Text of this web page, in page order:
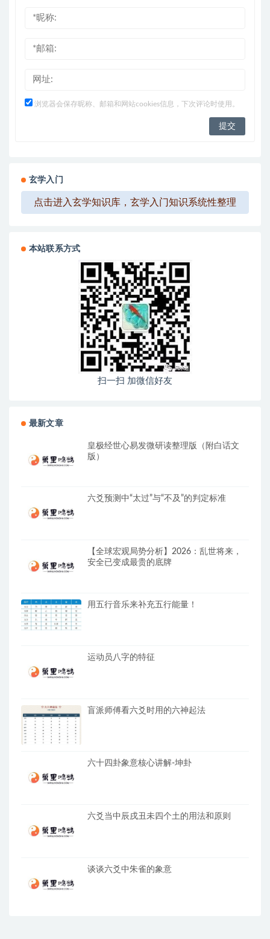
浏览器会保存昵称、邮箱和网站cookies信息，下次评论时使用。
玄学入门
点击进入玄学知识库，玄学入门知识系统性整理
本站联系方式
扫一扫 加微信好友
最新文章
皇极经世心易发微研读整理版（附白话文
版）
六爻预测中“太过”与“不及”的判定标准
【全球宏观局势分析】2026：乱世将来，
安全已变成最贵的底牌
用五行音乐来补充五行能量！
运动员八字的特征
盲派师傅看六爻时用的六神起法
六十四卦象意核心讲解-坤卦
六爻当中辰戌丑未四个土的用法和原则
谈谈六爻中朱雀的象意